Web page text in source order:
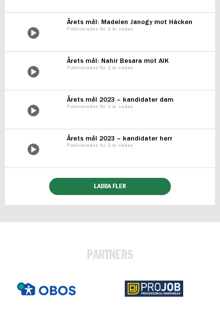
Årets mål: Madelen Janogy mot Häcken
Publicerades för 2 år sedan
Årets mål: Nahir Besara mot AIK
Publicerades för 2 år sedan
Årets mål 2023 – kandidater dam
Publicerades för 2 år sedan
Årets mål 2023 – kandidater herr
Publicerades för 2 år sedan
LADDA FLER
PARTNERS